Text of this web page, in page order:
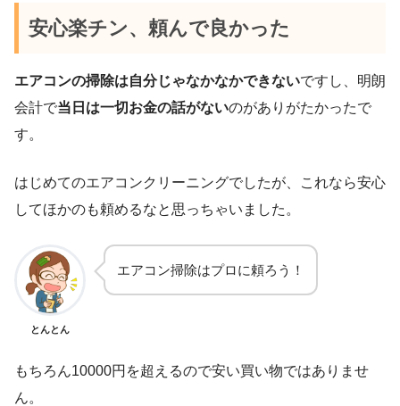
安心楽チン、頼んで良かった
エアコンの掃除は自分じゃなかなかできないですし、明朗
会計で当日は一切お金の話がないのがありがたかったで
す。
はじめてのエアコンクリーニングでしたが、これなら安心
してほかのも頼めるなと思っちゃいました。
とんとん
エアコン掃除はプロに頼ろう！
もちろん10000円を超えるので安い買い物ではありませ
ん。